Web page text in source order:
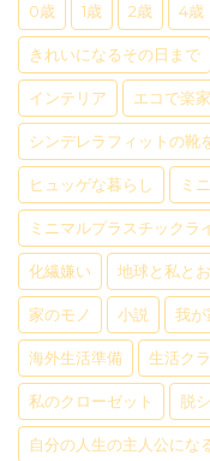
0歳 1歳 2歳 4歳
きれいになるその日まで
インテリア エコで楽
シンデレラフィットの靴
ヒュッゲな暮らし ミ
ミニマルプラスチックラ
化繊嫌い 地球と私と
家のモノ 小説 我が
海外生活準備 生活ク
私のクローゼット 脱
自分の人生の主人公にな